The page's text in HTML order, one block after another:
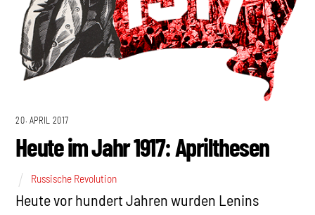
20. APRIL 2017
Heute im Jahr 1917: Aprilthesen
Russische Revolution
Heute vor hundert Jahren wurden Lenins